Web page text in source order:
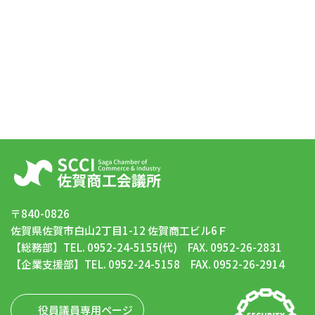
〒840-0826
佐賀県佐賀市白山2丁目1-12 佐賀商工ビル6Ｆ
【総務部】TEL. 0952-24-5155(代) FAX. 0952-26-2831
【企業支援部】TEL. 0952-24-5158 FAX. 0952-26-2914
役員議員専用ページ